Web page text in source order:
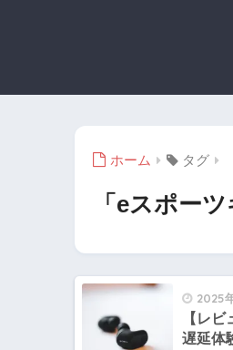
ホーム タグ
「eスポー
2025
【レ
遅延体